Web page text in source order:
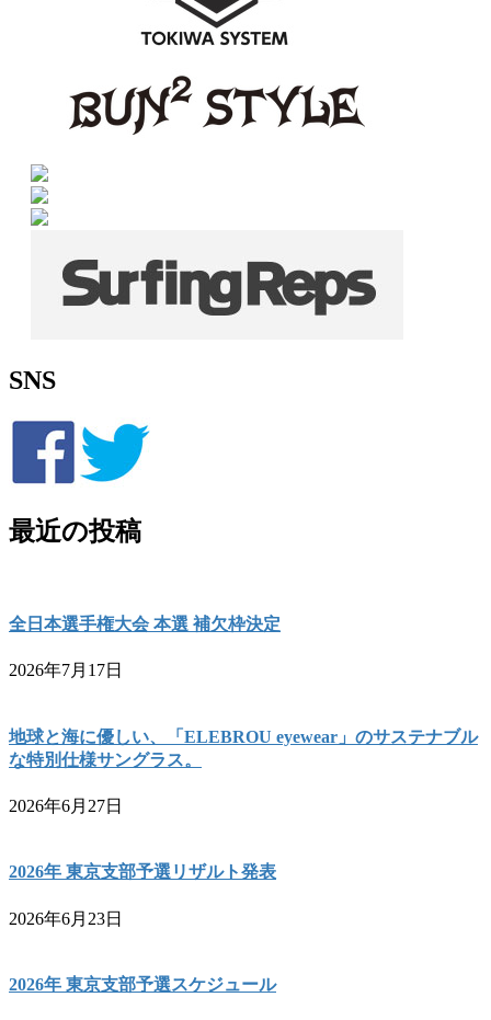
SNS
最近の投稿
全日本選手権大会 本選 補欠枠決定
2026年7月17日
地球と海に優しい、「ELEBROU eyewear」のサステナブル
な特別仕様サングラス。
2026年6月27日
2026年 東京支部予選リザルト発表
2026年6月23日
2026年 東京支部予選スケジュール